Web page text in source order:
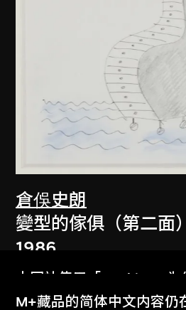
倉俁史朗
變型的傢俱（第二面）
1986
本网站使用「Cookies」
体验。
M+藏品的简体中文内容仍